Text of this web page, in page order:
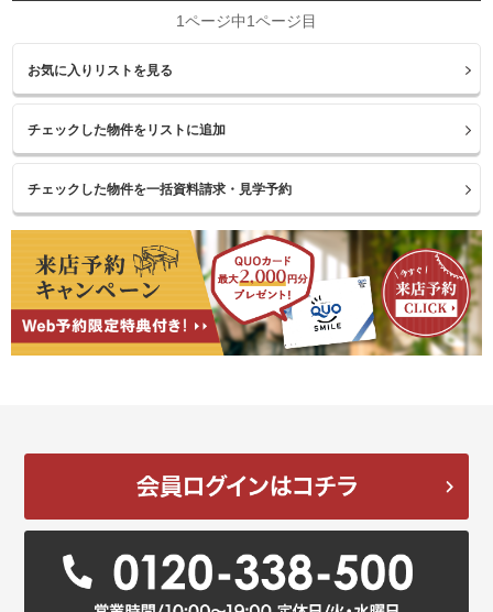
1ページ中1ページ目
お気に入りリストを見る